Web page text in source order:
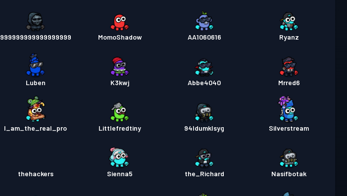
999999999999999999 MomoShadow AA1060616 Ryanz
Luben K3kwj Abbe4040 Mrred6
I_am_the_real_pro Littlefredtiny 94ldumklsyg Silverstream
thehackers Sienna5 the_Richard Nasifbotak